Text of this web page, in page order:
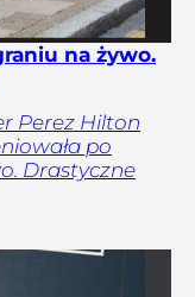
na żywo.
Perez Hilton
po
Drastyczne